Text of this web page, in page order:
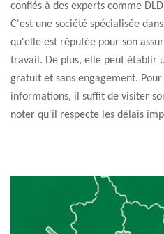
confiés à des experts comme
C'est une société spécialisée
qu'elle est réputée pour son
travail. De plus, elle peut établir
gratuit et sans engagement.
informations, il suffit de visiter
noter qu'il respecte les délais